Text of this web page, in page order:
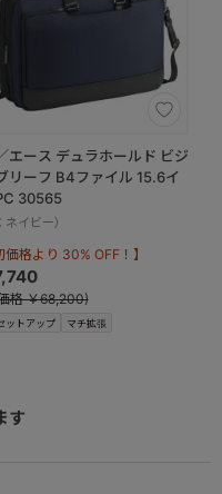
ットアップ マチ拡張
エース デュラホールド ビジ
リーフ B4ファイル 15.6イ
30565
ネイビー）
価格より 30% OFF！】
格 ￥68,200)
す